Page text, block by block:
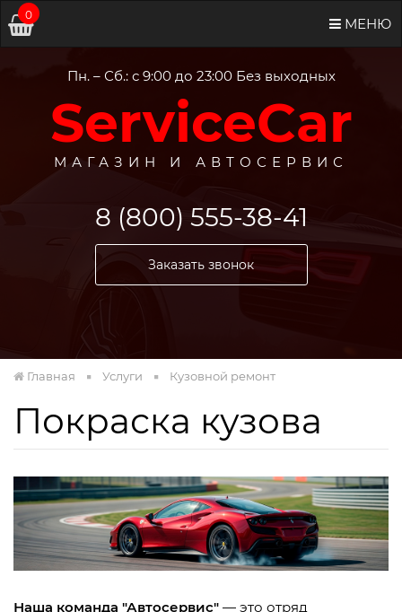
МЕНЮ
0
Пн. – Сб.: с 9:00 до 23:00 Без выходных
ServiceCar
МАГАЗИН И АВТОСЕРВИС
8 (800) 555-38-41
Заказать звонок
Главная Услуги Кузовной ремонт
Покраска кузова
Наша команда "Автосервис" — это отряд